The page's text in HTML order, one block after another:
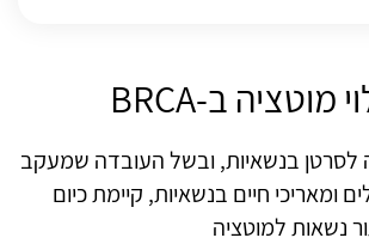
מוטציה ב-BRCA
לסרטן בנשאיות, ובשל העובדה שמעקב
ומאריכי חיים בנשאיות, קיימת כיום
נשאות למוטציה